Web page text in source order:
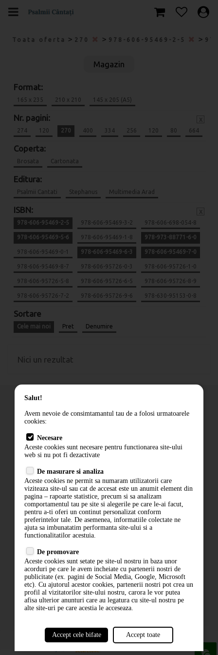
Toata oferta > 270 > 978-606-95469-2-5 >
Magazin
Format:
165 x 235 210 x 210 145 x 205 (A5)
Nr. pagini:
274 120 270 400 334 256 120 80 664
Coperta:
Brosata Cartonata
Editura:
Psalmii Cantati Stephanus Multimedia Arad
ISBN:
978-606-95469-2-5 978-606-95469-3-2 978-606-698-054-8
978-606-95469-5-6 978-606-95469-1-8 978-973-88771-6-0
978-606-95469-0-1 978-606-95469-6-3 978-606-95469-7-0
978-606-95469-8-7 978-606-95726-0-3 978-606-95726-1-0
978-606-95726-5-8 978-606-95726-6-5 978-606-95726-8-9
978-606-95726-7-2 978-606-95726-9-6 978-630-95153-0-8
Sortare
Cele mai noi Pret Denumire
Nici un rezultat
Cum comand
Livrare
Contact
Politica de confidentialitate
ANPC
ABONARE LA NEWSLETTER
ABONARE
Salut!
Avem nevoie de consimtamantul tau de a folosi urmatoarele
cookies:
Necesare
Aceste cookies sunt necesare pentru functionarea site-ului
web si nu pot fi dezactivate
De masurare si analiza
Aceste cookies ne permit sa numaram utilizatorii care
viziteaza site-ul sau cat de accesat este un anumit element din
pagina – rapoarte statistice, precum si sa analizam
comportamentul tau pe site si alegerile pe care le-ai facut,
pentru a-ti oferi un continut personalizat conform
preferintelor tale. De asemenea, informatiile colectate ne
ajuta sa imbunatatim performanta site-ului si a
functionalitatilor acestuia.
De promovare
Aceste cookies sunt setate pe site-ul nostru in baza unor
acorduri pe care le avem incheiate cu partenerii nostri de
publicitate (ex. pagini de Social Media, Google, Microsoft
etc). Cu ajutorul acestor cookies, partenerii nostri pot crea un
profil al vizitatorilor site-ului nostru, carora le vor putea
afisa ulterior anunturi care au legatura cu site-ul nostru pe
alte site-uri pe care acestia le acceseaza.
Accept cele bifate Accept toate